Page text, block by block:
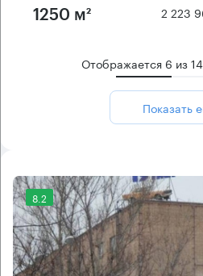
1250 м² 2 223
Отображается 6 из14
Показать
8.2